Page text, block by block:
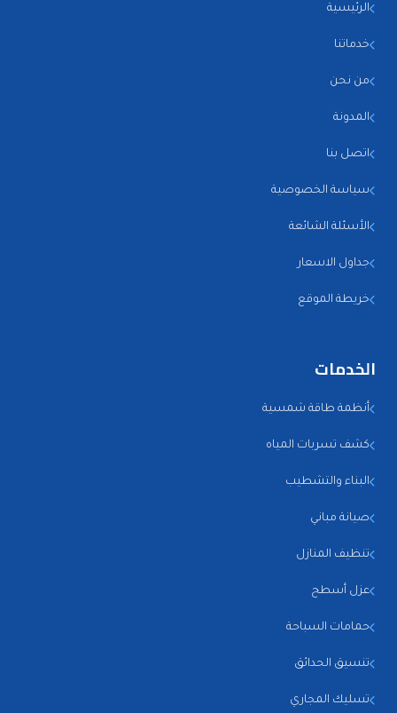
الرئيسية
خدماتنا
من نحن
المدونة
اتصل بنا
سياسة الخصوصية
الأسئلة الشائعة
جداول الاسعار
خريطة الموقع
الخدمات
أنظمة طاقة شمسية
كشف تسربات المياه
البناء والتشطيب
صيانة مباني
تنظيف المنازل
عزل أسطح
حمامات السباحة
تنسيق الحدائق
تسليك المجاري